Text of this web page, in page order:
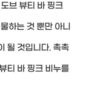
브 뷰티 바 핑크
하는 것 뿐만 아니
될 것입니다. 촉촉
티 바 핑크 비누를